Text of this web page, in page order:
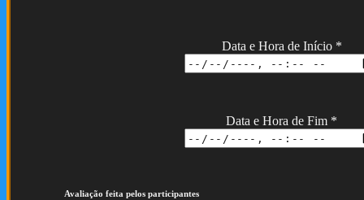
Data e Hora de Início *
Data e Hora de Fim *
Avaliação feita pelos participantes